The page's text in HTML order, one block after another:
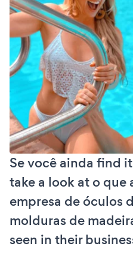
Se você ainda find
take a look at o que
empresa de óculos
molduras de
seen in their